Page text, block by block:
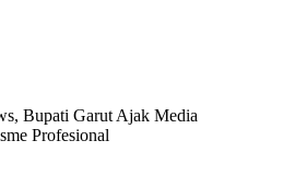
Bupati Garut Ajak Media
Profesional